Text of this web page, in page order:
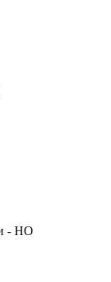
- НО